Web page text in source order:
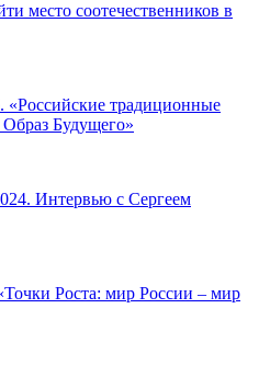
место соотечественников в
«Российские традиционные
Образ Будущего»
Интервью с Сергеем
Роста: мир России – мир